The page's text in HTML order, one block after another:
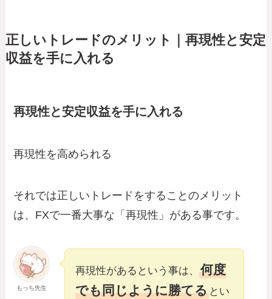
正しいトレードのメリット｜再現性と安定
収益を手に入れる
再現性と安定収益を手に入れる
再現性を高められる
それでは正しいトレードをすることのメリット
は、FXで一番大事な「再現性」がある事です。
もっち先生
再現性があるという事は、何度
でも同じように勝てる とい